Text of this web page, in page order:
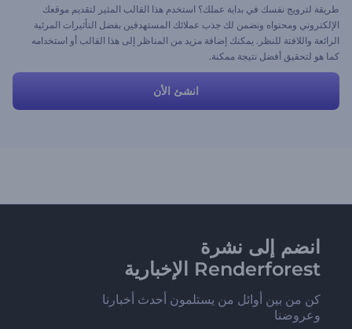
طريقة لترويج نفسك في بداية عملك؟ استخدم هذا القالب المثير لتقديم موقعك
الإلكتروني ومحتواه ونضمن لك جذب عملائك المستهدفين بفضل التأثيرات المرئية
الرائعة واللافتة للنظر. يمكنك إضافة مزيد من المناظر إلى هذا القالب أو استخدامه
كما هو لتحقيق أفضل نتيجة ممكنة.
انشئ الأن
انضم إلى نشرة
Renderforest الإخبارية
كن من بين أوائل من يستلمون أحدث أخبارنا
وعروضنا